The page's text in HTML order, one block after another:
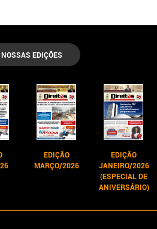
EDIÇÕES
EDIÇÃO
MARÇO/2026
EDIÇÃO
JANEIRO/2026
(ESPECIAL DE
ANIVERSÁRIO)